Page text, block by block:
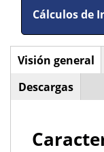
Cálculos de
Tabs
Visión general
Descargas